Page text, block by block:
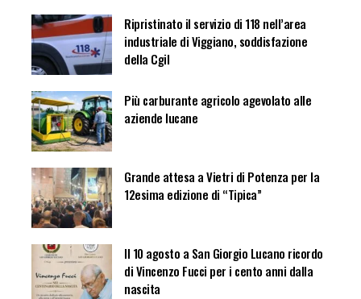
Ripristinato il servizio di 118 nell’area
industriale di Viggiano, soddisfazione
della Cgil
Più carburante agricolo agevolato alle
aziende lucane
Grande attesa a Vietri di Potenza per la
12esima edizione di “Tipica”
Il 10 agosto a San Giorgio Lucano ricordo
di Vincenzo Fucci per i cento anni dalla
nascita